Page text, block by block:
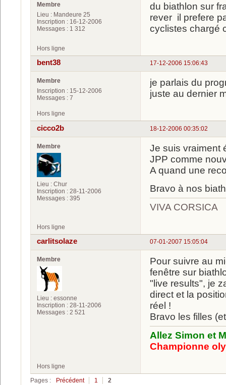
Membre
Lieu : Mandeure 25
Inscription : 16-12-2006
Messages : 1 312
du biathlon sur
rever il prefere
cyclistes chargé
Hors ligne
17-12-2006 15:06:43
bent38
Membre
Inscription : 15-12-2006
Messages : 7
je parlais du
juste au dernier
Hors ligne
18-12-2006 00:35:02
cicco2b
Membre
Lieu : Chur
Inscription : 28-11-2006
Messages : 395
Je suis vraiment
JPP comme
A quand une
Bravo à nos
VIVA CORSICA
Hors ligne
07-01-2007 15:05:04
carlitsolaze
Membre
Lieu : essonne
Inscription : 28-11-2006
Messages : 2 521
Pour suivre au
fenêtre sur
"live results", je
direct et la
réel !
Bravo les filles
Allez Simon et
Championne
Hors ligne
Pages :
Précédent 1 2